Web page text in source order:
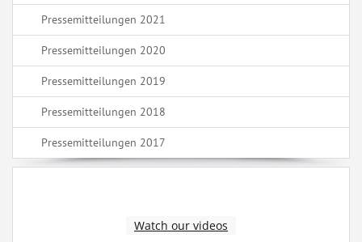
Pressemitteilungen 2021
Pressemitteilungen 2020
Pressemitteilungen 2019
Pressemitteilungen 2018
Pressemitteilungen 2017
Watch our videos